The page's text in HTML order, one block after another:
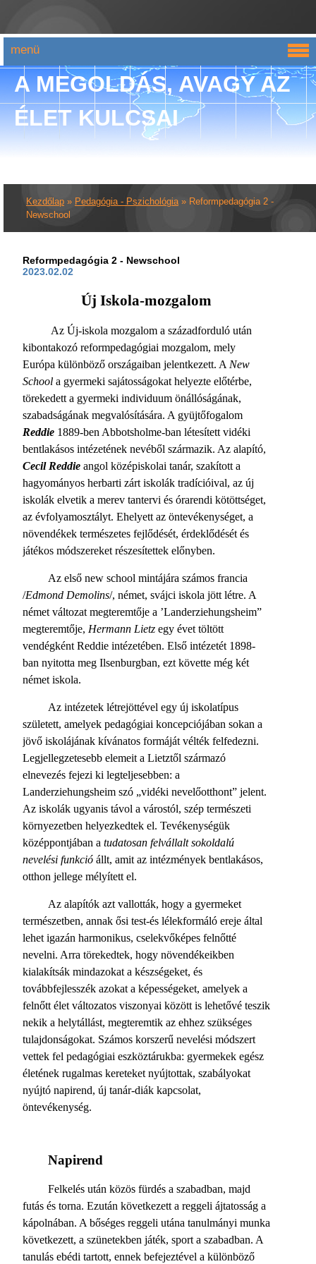
A MEGOLDÁS, AVAGY AZ
ÉLET KULCSAI
Kezdőlap » Pedagógia - Pszichológia» Reformpedagógia 2 -
Newschool
Reformpedagógia 2 - Newschool
2023.02.02
Új Iskola-mozgalom
Az Új-iskola mozgalom a századforduló után
kibontakozó reformpedagógiai mozgalom, mely
Európa különböző országaiban jelentkezett. A New
School a gyermeki sajátosságokat helyezte előtérbe,
törekedett a gyermeki individuum önállóságának,
szabadságának megvalósítására. A gyüjtőfogalom
Reddie 1889-ben Abbotsholme-ban létesített vidéki
bentlakásos intézetének nevéből származik. Az alapító,
Cecil Reddie angol középiskolai tanár, szakított a
hagyományos herbarti zárt iskolák tradícióival, az új
iskolák elvetik a merev tantervi és órarendi kötöttséget,
az évfolyamosztályt. Ehelyett az öntevékenységet, a
növendékek természetes fejlődését, érdeklődését és
játékos módszereket részesítettek előnyben.
Az első new school mintájára számos francia
/Edmond Demolins/, német, svájci iskola jött létre. A
német változat megteremtője a ’Landerziehungsheim”
megteremtője, Hermann Lietz egy évet töltött
vendégként Reddie intézetében. Első intézetét 1898-
ban nyitotta meg Ilsenburgban, ezt követte még két
német iskola.
Az intézetek létrejöttével egy új iskolatípus
született, amelyek pedagógiai koncepciójában sokan a
jövő iskolájának kívánatos formáját vélték felfedezni.
Legjellegzetesebb elemeit a Lietztől származó
elnevezés fejezi ki legteljesebben: a
Landerziehungsheim szó „vidéki nevelőotthont” jelent.
Az iskolák ugyanis távol a várostól, szép természeti
környezetben helyezkedtek el. Tevékenységük
középpontjában a tudatosan felvállalt sokoldalú
nevelési funkció állt, amit az intézmények bentlakásos,
otthon jellege mélyített el.
Az alapítók azt vallották, hogy a gyermeket
természetben, annak ősi test-és lélekformáló ereje által
lehet igazán harmonikus, cselekvőképes felnőtté
nevelni. Arra törekedtek, hogy növendékeikben
kialakítsák mindazokat a készségeket, és
továbbfejlesszék azokat a képességeket, amelyek a
felnőtt élet változatos viszonyai között is lehetővé teszik
nekik a helytállást, megteremtik az ehhez szükséges
tulajdonságokat. Számos korszerű nevelési módszert
vettek fel pedagógiai eszköztárukba: gyermekek egész
életének rugalmas kereteket nyújtottak, szabályokat
nyújtó napirend, új tanár-diák kapcsolat,
öntevékenység.
Napirend
Felkelés után közös fürdés a szabadban, majd
futás és torna. Ezután következett a reggeli ájtatosság a
kápolnában. A bőséges reggeli utána tanulmányi munka
következett, a szünetekben játék, sport a szabadban. A
tanulás ebédi tartott, ennek befejeztével a különböző
menü